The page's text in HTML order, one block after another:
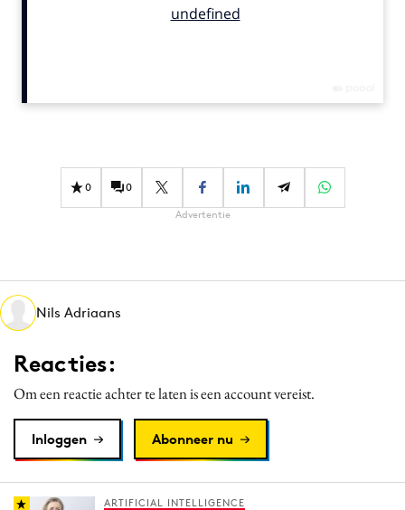
Digital transformation
Gedragsverandering
Influencer marketing
Media
Merkstrategie
Programmatic
Purpose Marketing
0 0
Advertentie
Nils Adriaans
Reacties:
Om een reactie achter te laten is een account vereist.
Inloggen Abonneer nu
ARTIFICIAL INTELLIGENCE